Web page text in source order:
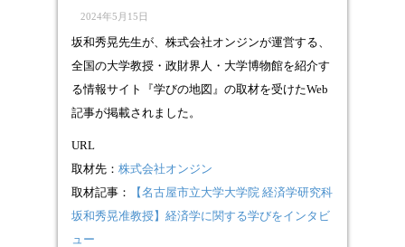
2024年5月15日
坂和秀晃先生が、株式会社オンジンが運営する、
全国の大学教授・政財界人・大学博物館を紹介す
る情報サイト『学びの地図』の取材を受けたWeb
記事が掲載されました。
URL
取材先： 株式会社オンジン
取材記事：
【名古屋市立大学大学院 経済学研究科
坂和秀晃准教授】経済学に関する学びをインタビ
ュー